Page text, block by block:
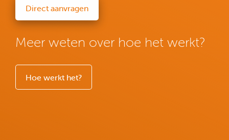
Direct aanvragen
Meer weten over hoe het werkt?
Hoe werkt het?